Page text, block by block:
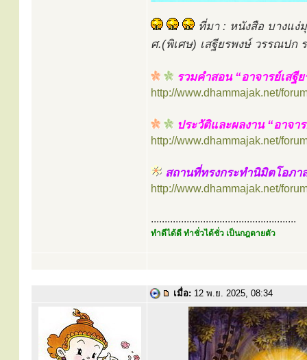
ที่มา : หนังสือ บางแง่
ศ.(พิเศษ) เสฐียรพงษ์ วรรณป
รวมคำสอน “อาจารย์เสฐี
http://www.dhammajak.net/
ประวัติและผลงาน “อาจา
http://www.dhammajak.net/
สถานที่ทรงกระทำนิมิตโอภ
http://www.dhammajak.net/
.....................................................
ทำดีได้ดี ทำชั่วได้ชั่ว เป็นกฎตายตัว
เมื่อ: 12 พ.ย. 2025, 08:34